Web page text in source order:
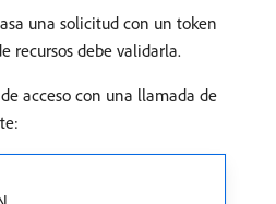
una solicitud con un token
recursos debe validarla.
acceso con una llamada de